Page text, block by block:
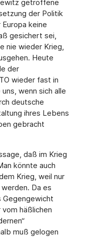
getroffene
der Politik
keine
gesichert sei,
nie wieder Krieg,
Heute
der
wieder fast in
wenn sich alle
deutsche
ihres Lebens
gebracht
daß im Krieg
könnte auch
Krieg, weil nur
Da es
Gegengewicht
häßlichen
muß gelogen